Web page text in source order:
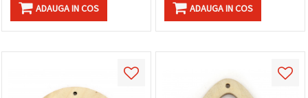
ADAUGA IN COS ADAUGA IN COS